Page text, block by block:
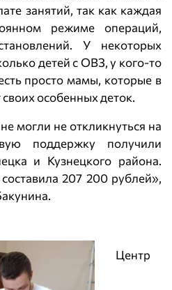
занятий, так как каждая
режиме операций,
У некоторых
детей с ОВЗ, у кого-то
просто мамы, которые в
особенных деток.
могли не откликнуться на
поддержку получили
и Кузнецкого района.
207 200 рублей»,
Центр